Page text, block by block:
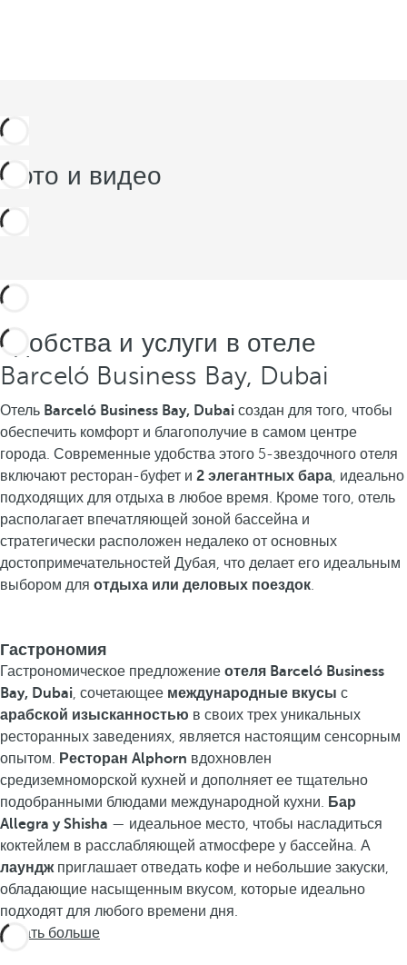
Фото и видео
Удобства и услуги в отеле
Barceló Business Bay, Dubai
Отель Barceló Business Bay, Dubai создан для того, чтобы
обеспечить комфорт и благополучие в самом центре
города. Современные удобства этого 5-звездочного отеля
включают ресторан-буфет и 2 элегантных бара, идеально
подходящих для отдыха в любое время. Кроме того, отель
располагает впечатляющей зоной бассейна и
стратегически расположен недалеко от основных
достопримечательностей Дубая, что делает его идеальным
выбором для отдыха или деловых поездок.
Гастрономия
Гастрономическое предложение отеля Barceló Business
Bay, Dubai, сочетающее международные вкусы с
арабской изысканностью в своих трех уникальных
ресторанных заведениях, является настоящим сенсорным
опытом. Ресторан Alphorn вдохновлен
средиземноморской кухней и дополняет ее тщательно
подобранными блюдами международной кухни. Бар
Allegra y Shisha — идеальное место, чтобы насладиться
коктейлем в расслабляющей атмосфере у бассейна. А
лаунджприглашает отведать кофе и небольшие закуски,
обладающие насыщенным вкусом, которые идеально
подходят для любого времени дня.
Узнать больше